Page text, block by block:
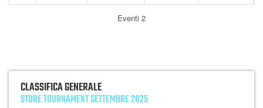
Eventi 2
CLASSIFICA GENERALE
STORE TOURNAMENT SETTEMBRE 2025